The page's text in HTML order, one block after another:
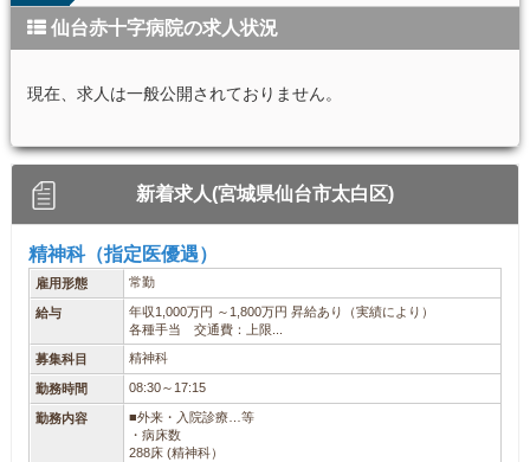
仙台赤十字病院の求人状況
現在、求人は一般公開されておりません。
新着求人(宮城県仙台市太白区)
精神科（指定医優遇）
雇用形態 常勤
給与
年収1,000万円 ～1,800万円 昇給あり（実績により）
各種手当 交通費：上限...
募集科目 精神科
勤務時間 08:30～17:15
勤務内容
■外来・入院診療…等
・病床数
288床 (精神科）